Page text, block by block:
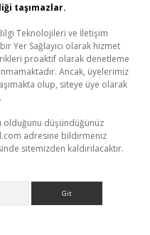
taşımazlar.
Teknolojileri ve İletişim
Yer Sağlayıcı olarak hizmet
proaktif olarak denetleme
Ancak, üyelerimiz
olup, siteye üye olarak
olduğunu düşündüğünüz
adresine bildirmeniz
sitemizden kaldırılacaktır.